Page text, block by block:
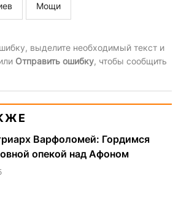
Мощи
выделите необходимый текст и
Отправить ошибку, чтобы сообщить
Варфоломей: Гордимся
опекой над Афоном